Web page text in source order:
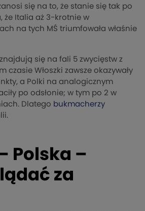
się na to, że stanie się tak po
że Italia aż 3-krotnie w
na tych MŚ triumfowała właśnie
się na fali 5 zwycięstw z
czasie Włoszki zawsze okazywały
a Polki na analogicznym
po odsłonie; w tym po 2 w
Dlatego bukmacherzy
Polska –
za